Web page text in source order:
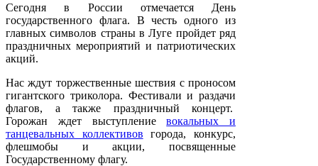
Сегодня в России отмечается День
государственного флага. В честь одного из
главных символов страны в Луге пройдет ряд
праздничных мероприятий и патриотических
акций.
Нас ждут торжественные шествия с проносом
гигантского триколора. Фестивали и раздачи
флагов, а также праздничный концерт.
Горожан ждет выступлениевокальных и
танцевальных коллективов города, конкурс,
флешмобы и акции, посвященные
Государственному флагу.